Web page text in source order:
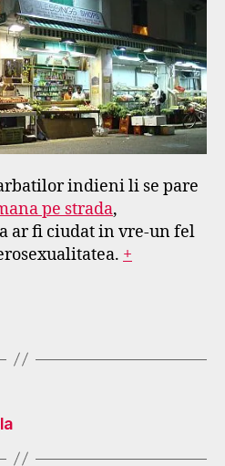
indieni li se pare
pe strada,
ar fi ciudat in vre-un fel
+